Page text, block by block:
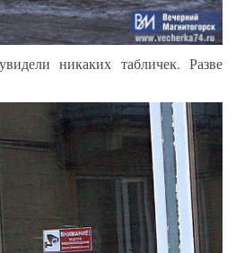
никаких табличек. Разве